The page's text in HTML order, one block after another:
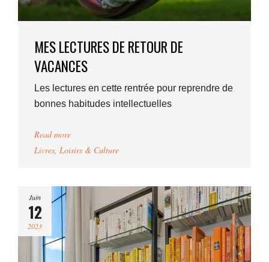
MES LECTURES DE RETOUR DE
VACANCES
Les lectures en cette rentrée pour reprendre de
bonnes habitudes intellectuelles
Read more
Livres, Loisirs & Culture
Juin
12
2023